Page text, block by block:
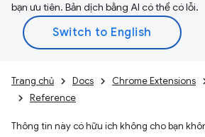
bạn ưu tiên. Bản dịch bằng AI có thể có lỗi.
Trang chủ Docs Chrome Extensions
Reference
Thông tin này có hữu ích không cho bạn